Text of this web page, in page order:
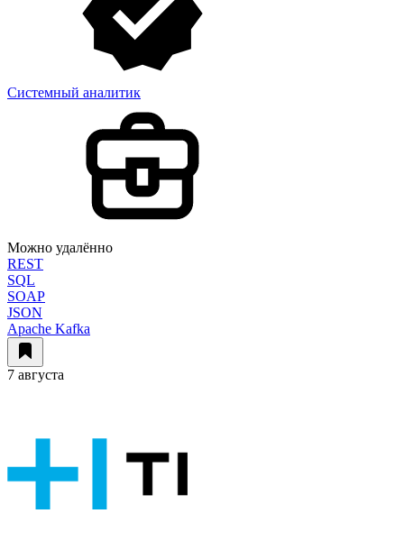
Системный аналитик
Можно удалённо
REST
SQL
SOAP
JSON
Apache Kafka
7 августа